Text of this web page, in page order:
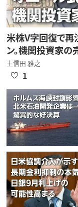
米株V字回復で再
ン。機関投資家
土信田 雅之
1